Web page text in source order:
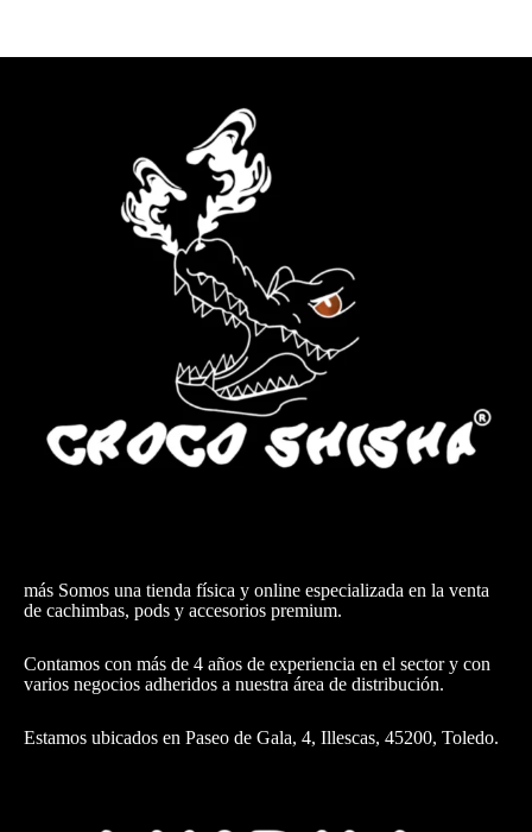
más Somos una tienda física y online especializada en la venta
de cachimbas, pods y accesorios premium.
Contamos con más de 4 años de experiencia en el sector y con
varios negocios adheridos a nuestra área de distribución.
Estamos ubicados en Paseo de Gala, 4, Illescas, 45200, Toledo.